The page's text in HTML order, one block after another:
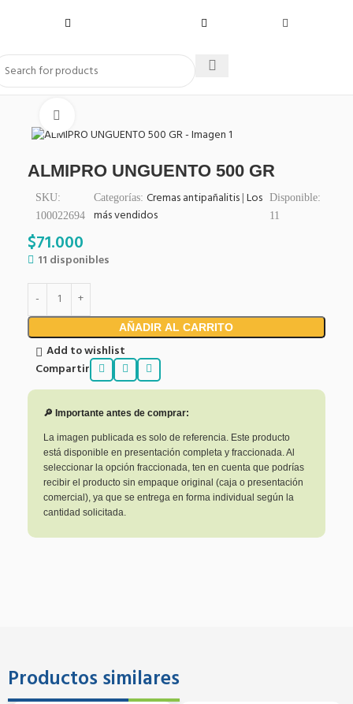
ALMIPRO UNGUENTO 500 GR
SKU:
100022694
Categorías: Cremas antipañalitis|Los
más vendidos
Disponible:
11
$71.000
11 disponibles
AÑADIR AL CARRITO
Add to wishlist
Compartir
🔎 Importante antes de comprar:
La imagen publicada es solo de referencia. Este producto
está disponible en presentación completa y fraccionada. Al
seleccionar la opción fraccionada, ten en cuenta que podrías
recibir el producto sin empaque original (caja o presentación
comercial), ya que se entrega en forma individual según la
cantidad solicitada.
Productos similares